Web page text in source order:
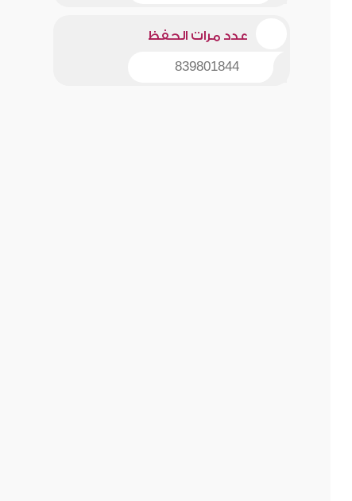
عدد مرات الحفظ
839801844